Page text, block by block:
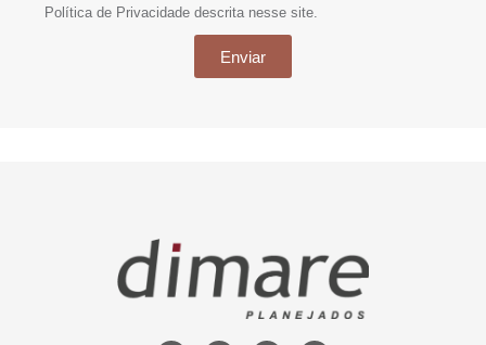
Política de Privacidade descrita nesse site.
Enviar